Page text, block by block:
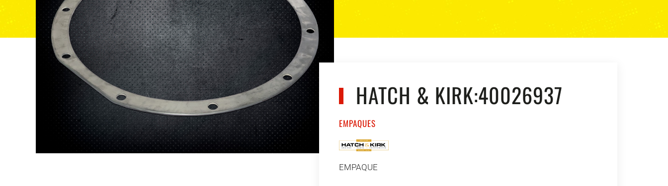
HATCH & KIRK:40026937
EMPAQUES
EMPAQUE